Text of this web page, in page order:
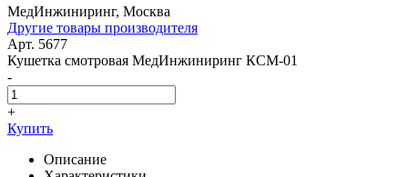
МедИнжиниринг, Москва
Другие товары производителя
Арт. 5677
Кушетка смотровая МедИнжиниринг КСМ-01
-
+
Купить
Описание